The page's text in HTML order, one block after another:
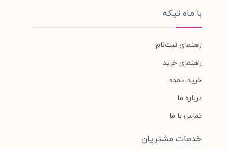
با ماه تیکه
راهنمای ثبت‌نام
راهنمای خرید
خرید عمده
درباره ما
تماس با ما
خدمات مشتریان